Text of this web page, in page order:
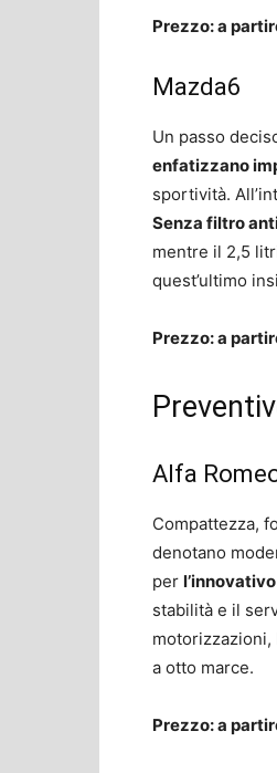
Prezzo: a
Mazda6
Un passo
enfatizzano
sportività.
Senza filtro
mentre il 2,5
quest’ultimo
Prezzo: a
Alfa
Compattezza,
denotano
per
stabilità e il
motorizzazioni,
a otto marce.
Prezzo: a